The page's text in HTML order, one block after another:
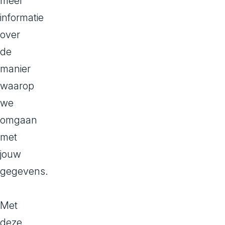
o
m
m
e
r
c
e
informatie
over
de
manier
waarop
we
omgaan
met
jouw
gegevens.
Met
deze